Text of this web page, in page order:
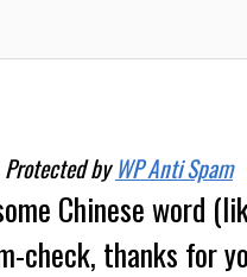
Protected byWP Anti Spam
Chinese word
check, thanks for